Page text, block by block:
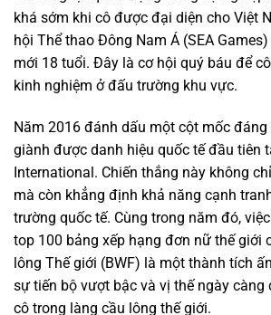
khá sớm khi cô được đại diện cho Việt
hội Thể thao Đông Nam Á (SEA
mới 18 tuổi. Đây là cơ hội quý báu để
kinh nghiệm ở đấu trường khu vực.
Năm 2016 đánh dấu một cột mốc
giành được danh hiệu quốc tế đầu tiên
International. Chiến thắng này không
mà còn khẳng định khả năng cạnh
trường quốc tế. Cùng trong năm đó,
top 100 bảng xếp hạng đơn nữ thế giới
lông Thế giới (BWF) là một thành tích
sự tiến bộ vượt bậc và vị thế ngày càng
cô trong làng cầu lông thế giới.